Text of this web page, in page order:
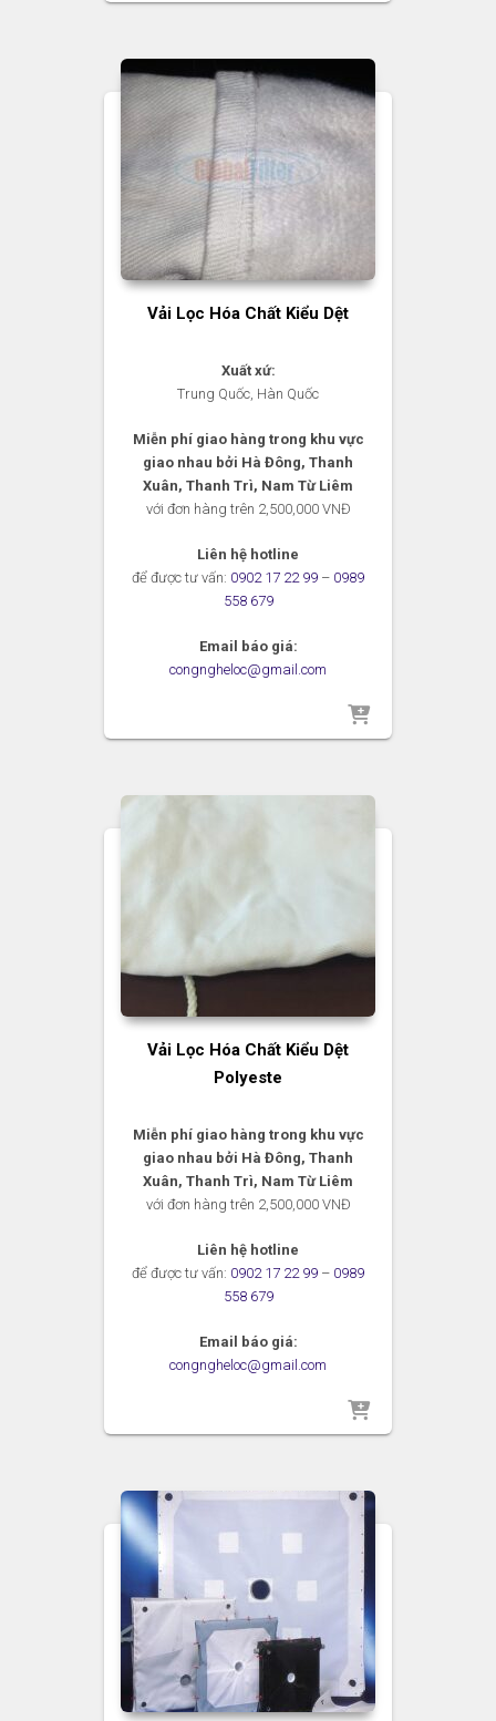
Vải Lọc Hóa Chất Kiểu Dệt
Xuất xứ:
Trung Quốc, Hàn Quốc
Miễn phí giao hàng trong khu vực
giao nhau bởi Hà Đông, Thanh
Xuân, Thanh Trì, Nam Từ Liêm
với đơn hàng trên 2,500,000 VNĐ
Liên hệ hotline
để được tư vấn: 0902 17 22 99 – 0989
558 679
Email báo giá:
congngheloc@gmail.com
Vải Lọc Hóa Chất Kiểu Dệt
Polyeste
Miễn phí giao hàng trong khu vực
giao nhau bởi Hà Đông, Thanh
Xuân, Thanh Trì, Nam Từ Liêm
với đơn hàng trên 2,500,000 VNĐ
Liên hệ hotline
để được tư vấn: 0902 17 22 99 – 0989
558 679
Email báo giá:
congngheloc@gmail.com